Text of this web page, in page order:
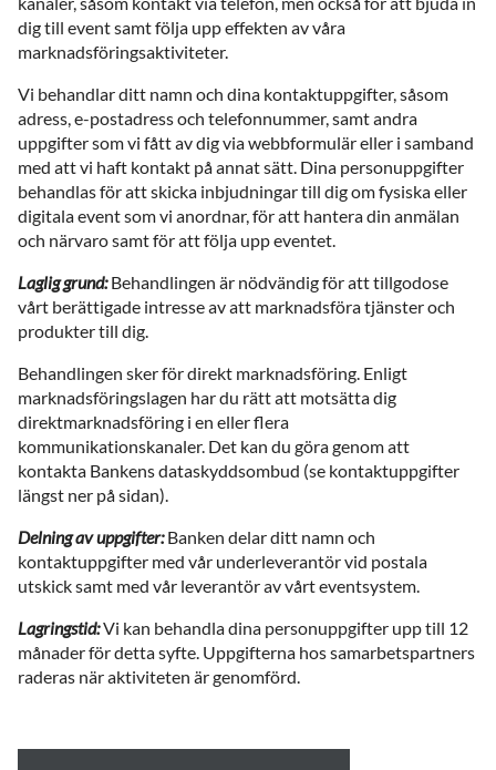
dig till event samt följa upp effekten av våra
marknadsföringsaktiviteter.
Vi behandlar ditt namn och dina kontaktuppgifter, såsom
adress, e-postadress och telefonnummer, samt andra
uppgifter som vi fått av dig via webbformulär eller i samband
med att vi haft kontakt på annat sätt. Dina personuppgifter
behandlas för att skicka inbjudningar till dig om fysiska eller
digitala event som vi anordnar, för att hantera din anmälan
och närvaro samt för att följa upp eventet.
Laglig grund:Behandlingen är nödvändig för att tillgodose
vårt berättigade intresse av att marknadsföra tjänster och
produkter till dig.
Behandlingen sker för direkt marknadsföring. Enligt
marknadsföringslagen har du rätt att motsätta dig
direktmarknadsföring i en eller flera
kommunikationskanaler. Det kan du göra genom att
kontakta Bankens dataskyddsombud (se kontaktuppgifter
längst ner på sidan).
Delning av uppgifter:Banken delar ditt namn och
kontaktuppgifter med vår underleverantör vid postala
utskick samt med vår leverantör av vårt eventsystem.
Lagringstid:Vi kan behandla dina personuppgifter upp till 12
månader för detta syfte. Uppgifterna hos samarbetspartners
raderas när aktiviteten är genomförd.